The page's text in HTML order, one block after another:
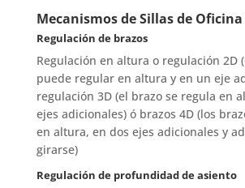
Mecanismos de Sillas de Oficina
Regulación de brazos
Regulación en altura o regulación 2D
puede regular en altura y en un eje
regulación 3D (el brazo se regula en
ejes adicionales) ó brazos 4D (los
en altura, en dos ejes adicionales y
girarse)
Regulación de profundidad de asiento